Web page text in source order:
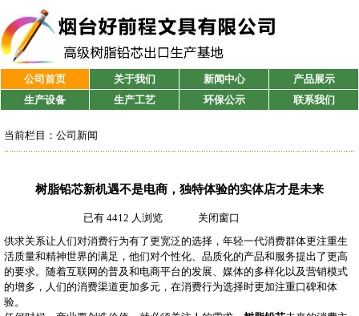
公司首页 关于我们 新闻中心
产品展示
生产设备
生产工艺 环保公示 联系我们
当前栏目： 公司新闻
树脂铅芯新机遇不是电商，独特体验的实体店才是未来
已有 4412 人浏览
关闭窗口
供求关系让人们对消费行为有了更宽泛的选择，年轻一代消费群体更注重生
活质量和精神世界的满足，他们对个性化、品质化的产品和服务提出了更高
的要求。随着互联网的普及和电商平台的发展、媒体的多样化以及营销模式
的增多，人们的消费渠道更加多元，在消费行为选择时更加注重口碑和体
验。